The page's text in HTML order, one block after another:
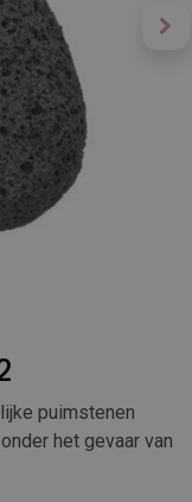
puimstenen
het gevaar van